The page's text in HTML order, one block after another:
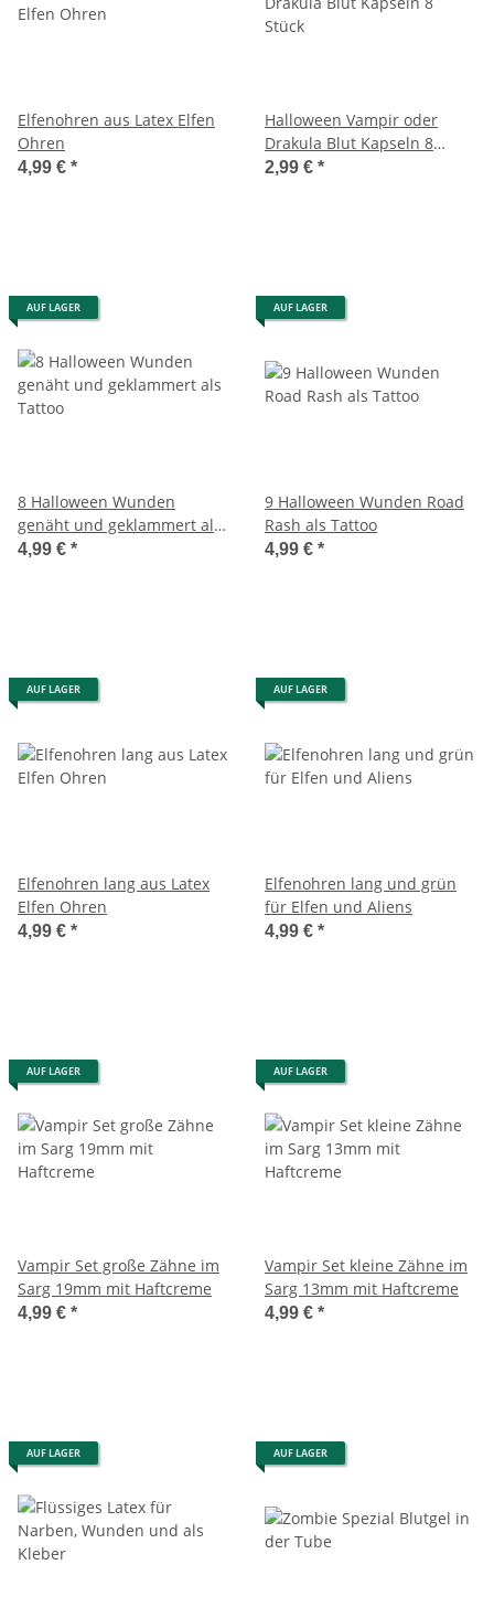
Elfenohren aus Latex Elfen
Ohren
4,99 € *
Halloween Vampir oder
Drakula Blut Kapseln 8
Stück
2,99 € *
AUF LAGER
8 Halloween Wunden
genäht und geklammert als
Tattoo
4,99 € *
AUF LAGER
9 Halloween Wunden Road
Rash als Tattoo
4,99 € *
AUF LAGER
Elfenohren lang aus Latex
Elfen Ohren
4,99 € *
AUF LAGER
Elfenohren lang und grün
für Elfen und Aliens
4,99 € *
AUF LAGER
Vampir Set große Zähne im
Sarg 19mm mit Haftcreme
4,99 € *
AUF LAGER
Vampir Set kleine Zähne im
Sarg 13mm mit Haftcreme
4,99 € *
AUF LAGER AUF LAGER